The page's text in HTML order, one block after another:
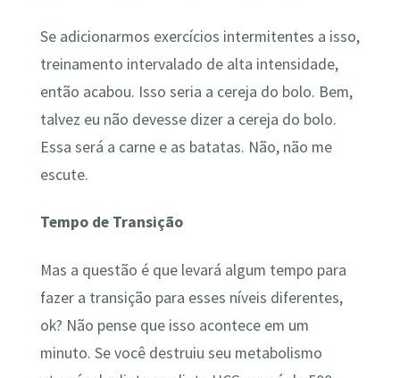
Se adicionarmos exercícios intermitentes a isso,
treinamento intervalado de alta intensidade,
então acabou. Isso seria a cereja do bolo. Bem,
talvez eu não devesse dizer a cereja do bolo.
Essa será a carne e as batatas. Não, não me
escute.
Tempo de Transição
Mas a questão é que levará algum tempo para
fazer a transição para esses níveis diferentes,
ok? Não pense que isso acontece em um
minuto. Se você destruiu seu metabolismo